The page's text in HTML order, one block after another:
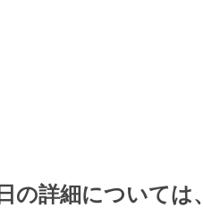
の詳細については、